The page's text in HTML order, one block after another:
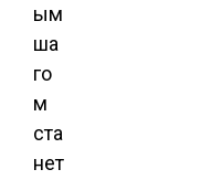
ым
ша
го
м
ста
нет